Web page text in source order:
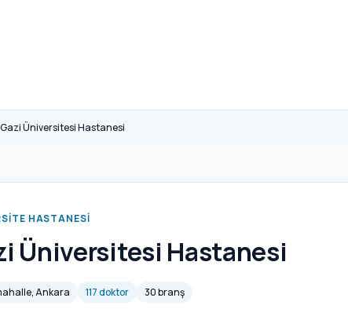
Gazi Üniversitesi Hastanesi
HASTANESI
Üniversitesi Hastanesi
Ankara 117 doktor 30 branş